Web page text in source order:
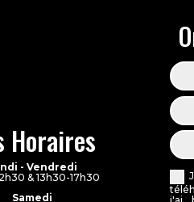
Horaires
- Vendredi
& 13h30-17h30
Samedi